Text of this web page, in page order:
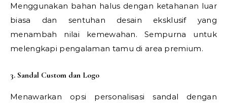
Menggunakan bahan halus dengan ketahanan luar
biasa dan sentuhan desain eksklusif yang
menambah nilai kemewahan. Sempurna untuk
melengkapi pengalaman tamu di area premium.
3. Sandal Custom dan Logo
Menawarkan opsi personalisasi sandal dengan